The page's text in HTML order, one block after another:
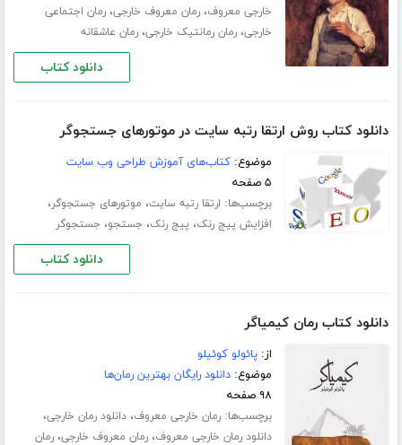
خارجی معروف،رمان معروف خارجی،رمان اجتماعی
خارجی،رمان رمانتیک خارجی،رمان عاشقانه
دانلود کتاب
دانلود کتاب روش ارتقا رتبه سایت در موتورهای جستجوگر
موضوع:کتاب‌های آموزش طراحی وب سایت
۵ صفحه
برچسب‌ها: ارتقا رتبه سایت، موتورهای جستجوگر،
افزایش پیج رنک، پیج رنک، جستجو، جستجوگر
دانلود کتاب
دانلود کتاب رمان کیمیاگر
از:پائولو کوئیلو
موضوع:دانلود رایگان بهترین رمان‌ها
۹۸ صفحه
برچسب‌ها:رمان خارجی معروف،دانلود رمان خارجی،
دانلود رمان خارجی معروف،رمان معروف خارجی،رمان